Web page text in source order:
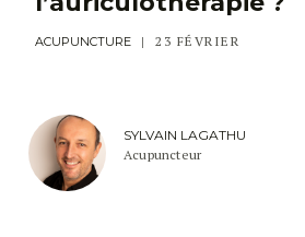
ACUPUNCTURE 23 FÉVRIER
SYLVAIN LAGATHU
Acupuncteur